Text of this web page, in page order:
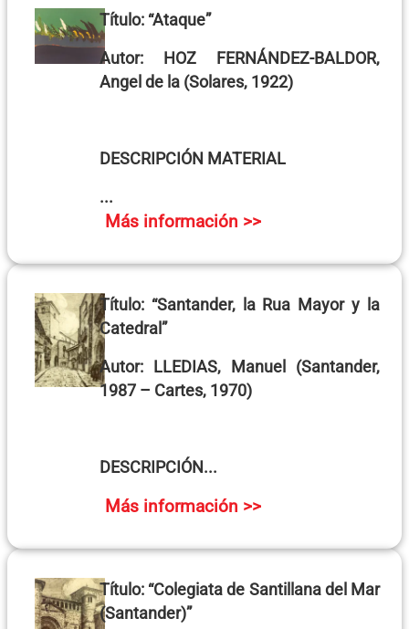
Título: “Ataque”
Autor: HOZ FERNÁNDEZ-BALDOR,
Angel de la(Solares, 1922)
DESCRIPCIÓN MATERIAL
...
Más información >>
Título: “Santander, la Rua Mayor y la
Catedral”
Autor: LLEDIAS, Manuel
(Santander,
1987 – Cartes, 1970)
DESCRIPCIÓN...
Más información >>
Título: “Colegiata de Santillana del Mar
(Santander)”